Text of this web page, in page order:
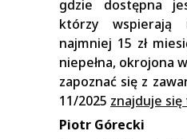
gdzie dostępna
którzy
najmniej 15 zł
niepełna, okrojona
zapoznać się z
11/2025 znajduje
Piotr Górecki